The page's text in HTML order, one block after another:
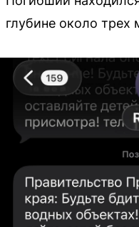
глубине около трех